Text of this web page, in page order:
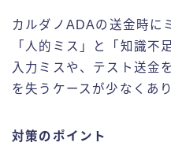
カルダノADAの送金時に
「人的ミス」と「知識不
入力ミスや、テスト送金
を失うケースが少なくあ
対策のポイント